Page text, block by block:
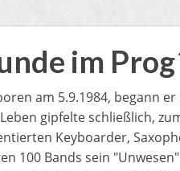
im
am 5.9.1984, begann
gipfelte schließlich,
Keyboarder,
100 Bands sein